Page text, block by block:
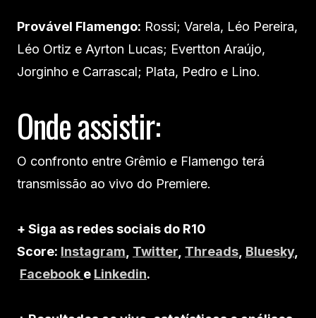
Provável Flamengo: Rossi; Varela, Léo Pereira,
Léo Ortiz e Ayrton Lucas; Evertton Araújo,
Jorginho e Carrascal; Plata, Pedro e Lino.
Onde assistir:
O confronto entre Grêmio e Flamengo terá
transmissão ao vivo do Premiere.
+ Siga as redes sociais do R10
Score: Instagram Twitter Threads Bluesky,
Facebook e Linkedin.